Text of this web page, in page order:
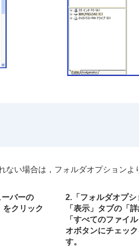
ない場合は，フォルダオプションよ
バーの
をクリック
2.「フォルダオプシ
「表示」タブの「
「すべてのファイ
オボタンにチェッ
す。